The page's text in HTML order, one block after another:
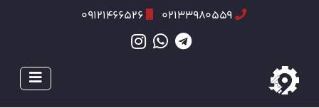
02133980559
09121466526